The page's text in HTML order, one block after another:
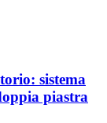
sistema
piastra